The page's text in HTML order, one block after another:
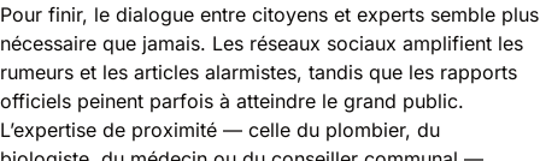
Pour finir, le dialogue entre citoyens et experts semble plus
nécessaire que jamais. Les réseaux sociaux amplifient les
rumeurs et les articles alarmistes, tandis que les rapports
officiels peinent parfois à atteindre le grand public.
L’expertise de proximité — celle du plombier, du